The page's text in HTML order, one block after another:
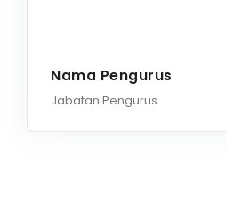
Nama Pengurus
Jabatan Pengurus